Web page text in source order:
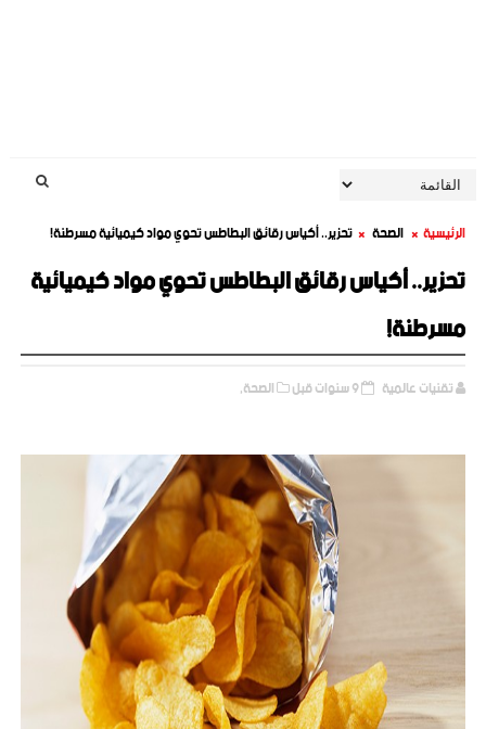
الرئيسية الصحة تحزير.. أكياس رقائق البطاطس تحوي مواد كيميائية مسرطنة!
تحزير.. أكياس رقائق البطاطس تحوي مواد كيميائية
مسرطنة!
تقنيات عالمية 9 سنوات قبل الصحة,